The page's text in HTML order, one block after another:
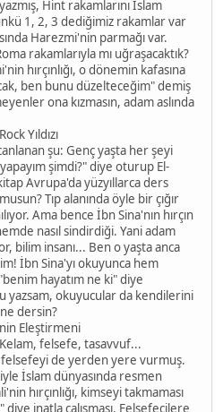
Hint rakamlarını İslam
1, 2, 3 dediğimiz rakamlar var
Harezmi'nin parmağı var.
rakamlarıyla mı uğraşacaktık?
hırçınlığı, o dönemin kafasına
ben bunu düzelteceğim" demiş
ona kızmasın, adam aslında
Yıldızı
şu: Genç yaşta her şeyi
şimdi?" diye oturup El-
Avrupa'da yüzyıllarca ders
Tıp alanında öyle bir çığır
Ama bence İbn Sina'nın hırçın
nasıl sindirdiği. Yani adam
bilim insanı... Ben o yaşta anca
İbn Sina'yı okuyunca hem
hayatım ne ki" diye
yazsam, okuyucular da kendilerini
dersin?
Eleştirmeni
felsefe, tasavvuf...
de yerden yere vurmuş.
İslam dünyasında resmen
hırçınlığı, kimseyi takmaması
inatla çalışması. Felsefecilere